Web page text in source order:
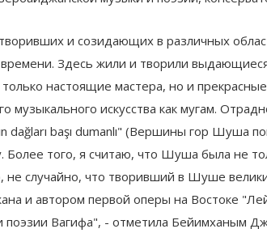
и созидающих в различных
Здесь жили и творили
настоящие мастера, но и
искусства как мугам.
başı dumanlı" (Вершины гор Шуша
того, я считаю, что Шуша была не
случайно, что творивший в Шуше
и автором первой оперы на Востоке
Вагифа", - отметила Бейимханым